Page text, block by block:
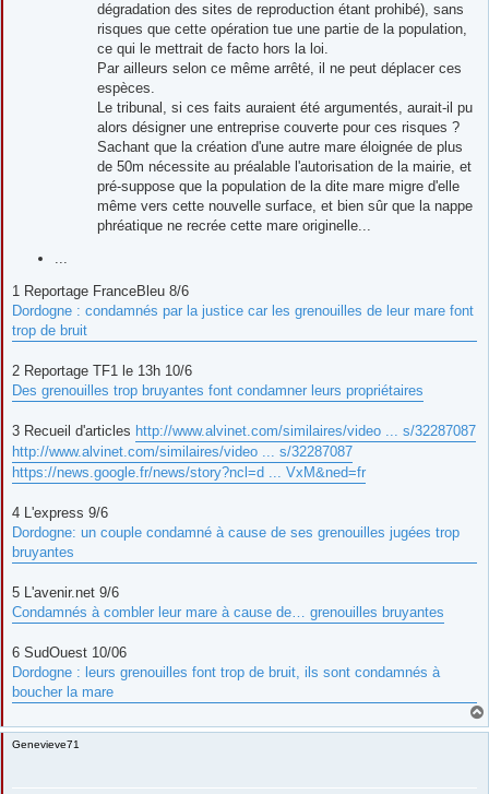
dégradation des sites de reproduction étant prohibé), sans
risques que cette opération tue une partie de la population,
ce qui le mettrait de facto hors la loi.
Par ailleurs selon ce même arrêté, il ne peut déplacer ces
espèces.
Le tribunal, si ces faits auraient été argumentés, aurait-il pu
alors désigner une entreprise couverte pour ces risques ?
Sachant que la création d'une autre mare éloignée de plus
de 50m nécessite au préalable l'autorisation de la mairie, et
pré-suppose que la population de la dite mare migre d'elle
même vers cette nouvelle surface, et bien sûr que la nappe
phréatique ne recrée cette mare originelle...
...
1 Reportage FranceBleu 8/6
Dordogne : condamnés par la justice car les grenouilles de leur mare font
trop de bruit
2 Reportage TF1 le 13h 10/6
Des grenouilles trop bruyantes font condamner leurs propriétaires
3 Recueil d'articles http://www.alvinet.com/similaires/video ... s/32287087
http://www.alvinet.com/similaires/video ... s/32287087
https://news.google.fr/news/story?ncl=d ... VxM&ned=fr
4 L'express 9/6
Dordogne: un couple condamné à cause de ses grenouilles jugées trop
bruyantes
5 L'avenir.net 9/6
Condamnés à combler leur mare à cause de… grenouilles bruyantes
6 SudOuest 10/06
Dordogne : leurs grenouilles font trop de bruit, ils sont condamnés à
boucher la mare
Genevieve71